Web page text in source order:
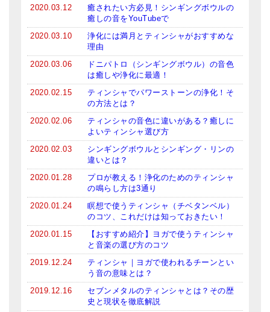
上級講座
ビギナー講師・養成講座
アマナマナとは
お客様の声
ブログ
特商法の表記
2020.03.12
癒されたい方必見！シンギングボウルの
癒しの音をYouTubeで
2020.03.10
浄化には満月とティンシャがおすすめな
理由
2020.03.06
ドニパトロ（シンギングボウル）の音色
は癒しや浄化に最適！
2020.02.15
ティンシャでパワーストーンの浄化！そ
の方法とは？
2020.02.06
ティンシャの音色に違いがある？癒しに
よいティンシャ選び方
2020.02.03
シンギングボウルとシンギング・リンの
違いとは？
2020.01.28
プロが教える！浄化のためのティンシャ
の鳴らし方は3通り
2020.01.24
瞑想で使うティンシャ（チベタンベル）
のコツ、これだけは知っておきたい！
2020.01.15
【おすすめ紹介】ヨガで使うティンシャ
と音楽の選び方のコツ
2019.12.24
ティンシャ｜ヨガで使われるチーンとい
う音の意味とは？
2019.12.16
セブンメタルのティンシャとは？その歴
史と現状を徹底解説